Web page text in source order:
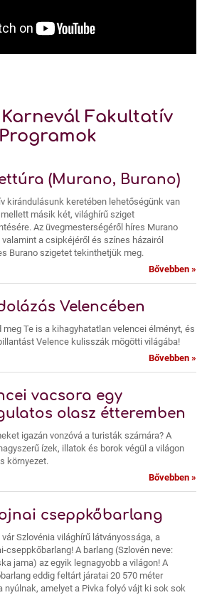
Fakultatív
Programok
(Murano, Burano)
kirándulásunk keretében lehetőségünk van
másik két, világhírű sziget
Az üvegmesterségéről híres Murano
a csipkéjéről és színes házairól
Burano szigetet tekinthetjük meg.
Bővebben »
Velencében
meg Te is a kihagyhatatlan velencei élményt, és
Velence kulisszák mögötti világába!
Bővebben »
vacsora egy
olasz étteremben
igazán vonzóvá a turisták számára? A
ízek, illatok és borok végül a világon
környezet.
Bővebben »
cseppkőbarlang
Szlovénia világhírű látványossága, a
cseppkőbarlang! A barlang (Szlovén neve:
jama) az egyik legnagyobb a világon! A
eddig feltárt járatai 20 570 méter
nyúlnak, amelyet a Pivka folyó vájt ki sok sok